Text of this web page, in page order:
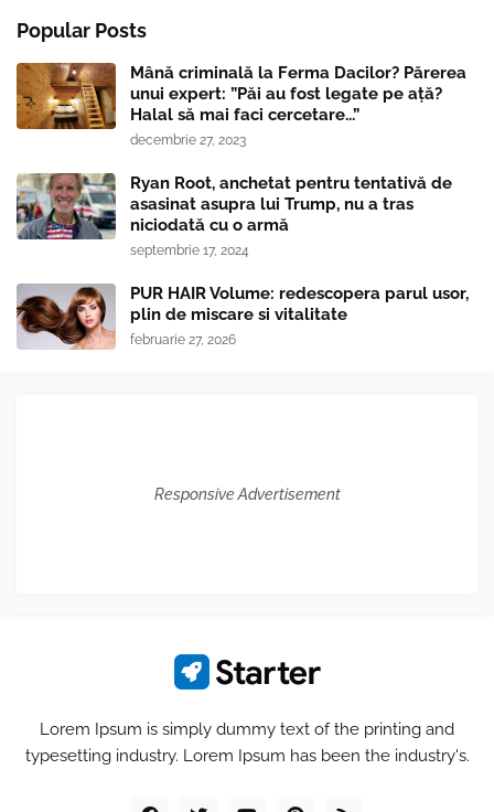
Popular Posts
Mână criminală la Ferma Dacilor? Părerea
unui expert: ”Păi au fost legate pe ață?
Halal să mai faci cercetare...”
decembrie 27, 2023
Ryan Root, anchetat pentru tentativă de
asasinat asupra lui Trump, nu a tras
niciodată cu o armă
septembrie 17, 2024
PUR HAIR Volume: redescopera parul usor,
plin de miscare si vitalitate
februarie 27, 2026
Responsive Advertisement
Lorem Ipsum is simply dummy text of the printing and
typesetting industry. Lorem Ipsum has been the industry's.